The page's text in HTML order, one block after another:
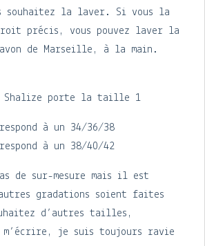
souhaitez la laver. Si vous la
précis, vous pouvez laver la
de Marseille, à la main.
Shalize porte la taille 1
à un 34/36/38
à un 38/40/42
de sur-mesure mais il est
gradations soient faites
d’autres tailles,
m’écrire, je suis toujours ravie